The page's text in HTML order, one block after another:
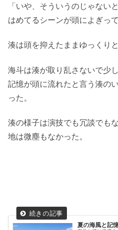
「いや、そういうのじゃない
はめてるシーンが頭によぎって
湊は頭を抑えたままゆっくり
海斗は湊が取り乱さないで少
記憶が頭に流れたと言う湊の
った。
湊の様子は演技でも冗談でも
地は微塵もなかった。
夏の海風と記